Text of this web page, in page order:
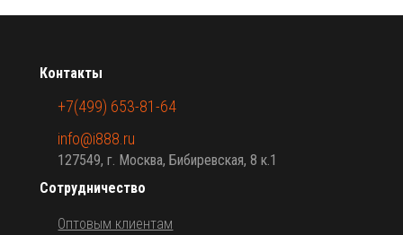
Сотрудничество
Оптовым клиентам
Контакты
+7(499) 653-81-64
info@i888.ru
127549, г. Москва, Бибиревская, 8 к.1